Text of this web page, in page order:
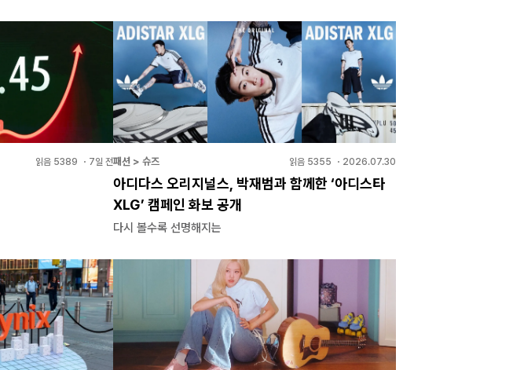
읽음 5389 ・ 7일 전패션 > 슈즈 읽음 5355 ・ 2026.07.30
아디다스 오리지널스, 박재범과 함께한 ‘아디스타
XLG’ 캠페인 화보 공개
다시 볼수록 선명해지는